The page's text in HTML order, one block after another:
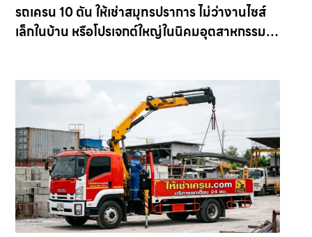
รถเครน 10 ตัน ให้เช่าสมุทรปราการ ไม่ว่างานไซส์
เล็กในบ้าน หรือโปรเจกต์ใหญ่ในนิคมอุตสาหกรรม